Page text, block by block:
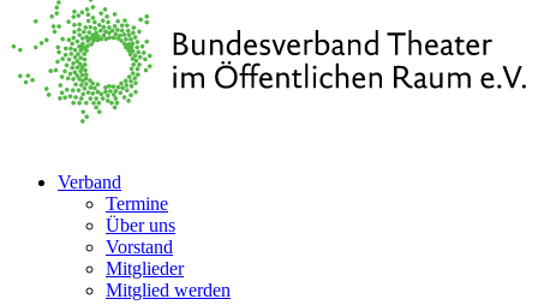
Verband
Termine
Über uns
Vorstand
Mitglieder
Mitglied werden